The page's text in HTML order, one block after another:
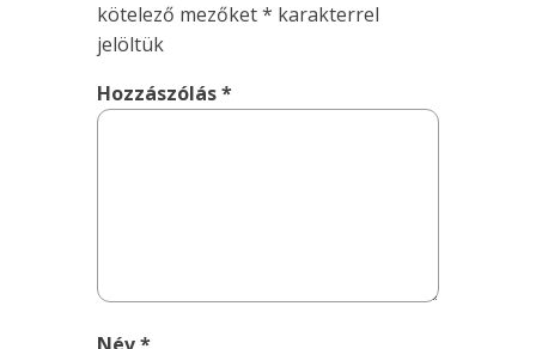
kötelező mezőket* karakterrel
jelöltük
Hozzászólás*